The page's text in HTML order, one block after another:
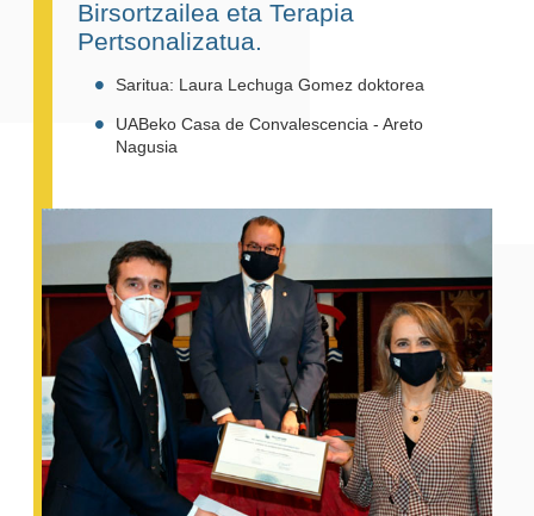
Birsortzailea eta Terapia
Pertsonalizatua.
Saritua: Laura Lechuga Gomez doktorea
UABeko Casa de Convalescencia - Areto
Nagusia